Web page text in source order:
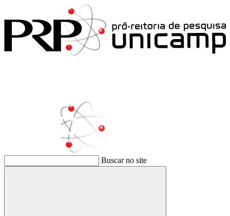
Buscar no site